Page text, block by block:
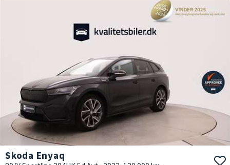
Skoda Enyaq